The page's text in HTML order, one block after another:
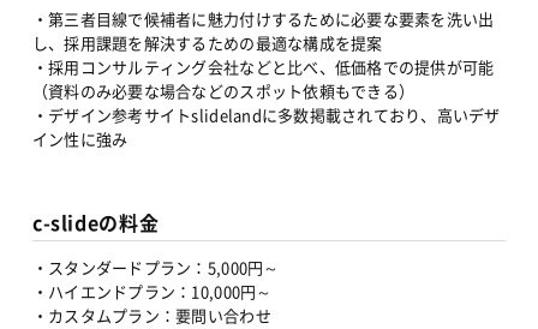
・第三者目線で候補者に魅力付けするために必要な要素を洗い出
し、採用課題を解決するための最適な構成を提案
・採用コンサルティング会社などと比べ、低価格での提供が可能
（資料のみ必要な場合などのスポット依頼もできる）
・デザイン参考サイトslidelandに多数掲載されており、高いデザ
イン性に強み
c-slideの料金
・スタンダードプラン：5,000円～
・ハイエンドプラン：10,000円～
・カスタムプラン：要問い合わせ